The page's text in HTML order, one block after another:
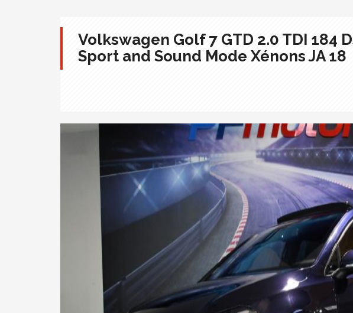
Volkswagen Golf 7 GTD 2.0 TDI 184
Sport and Sound Mode Xénons JA 18